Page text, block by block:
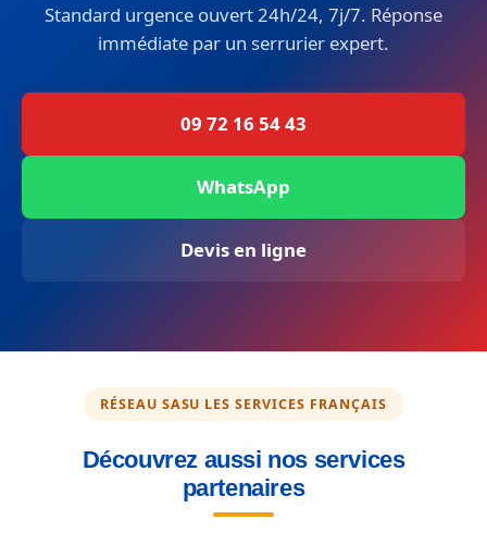
Standard urgence ouvert 24h/24, 7j/7. Réponse
immédiate par un serrurier expert.
09 72 16 54 43
WhatsApp
Devis en ligne
RÉSEAU SASU LES SERVICES FRANÇAIS
Découvrez aussi nos services
partenaires